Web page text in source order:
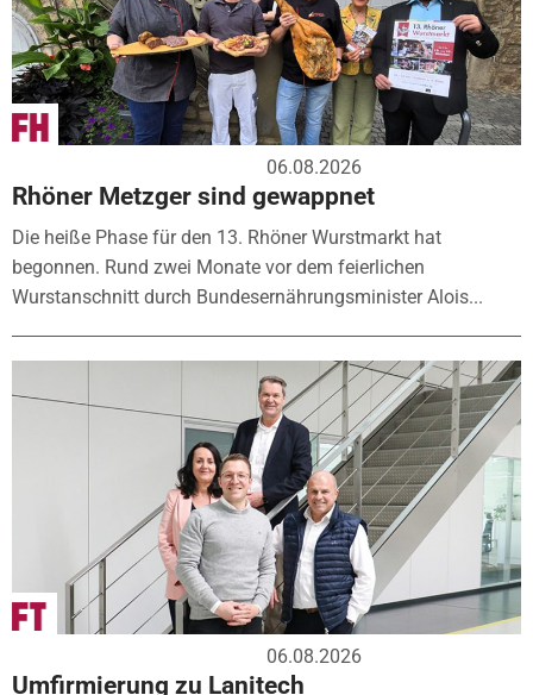
06.08.2026
Rhöner Metzger sind gewappnet
Die heiße Phase für den 13. Rhöner Wurstmarkt hat
begonnen. Rund zwei Monate vor dem feierlichen
Wurstanschnitt durch Bundesernährungsminister Alois...
06.08.2026
Umfirmierung zu Lanitech